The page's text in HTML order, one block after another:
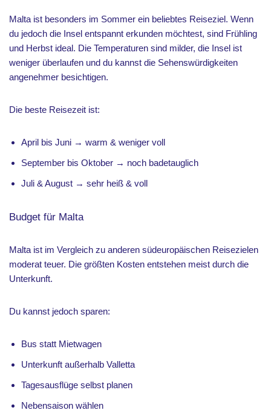
Malta ist besonders im Sommer ein beliebtes Reiseziel. Wenn
du jedoch die Insel entspannt erkunden möchtest, sind Frühling
und Herbst ideal. Die Temperaturen sind milder, die Insel ist
weniger überlaufen und du kannst die Sehenswürdigkeiten
angenehmer besichtigen.
Die beste Reisezeit ist:
April bis Juni → warm & weniger voll
September bis Oktober → noch badetauglich
Juli & August → sehr heiß & voll
Budget für Malta
Malta ist im Vergleich zu anderen südeuropäischen Reisezielen
moderat teuer. Die größten Kosten entstehen meist durch die
Unterkunft.
Du kannst jedoch sparen:
Bus statt Mietwagen
Unterkunft außerhalb Valletta
Tagesausflüge selbst planen
Nebensaison wählen